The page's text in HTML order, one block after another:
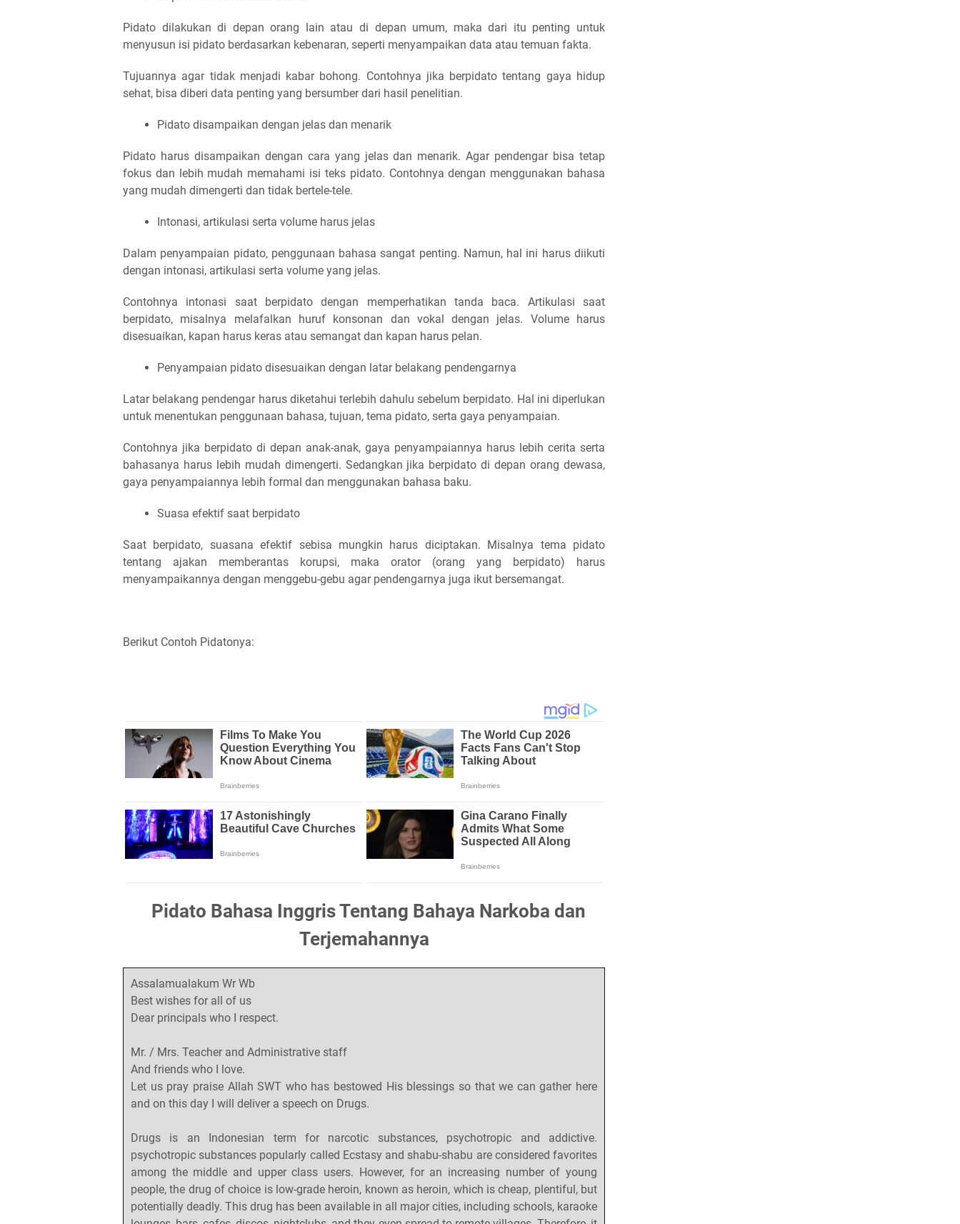
Pidato dilakukan di depan orang lain atau di depan umum, maka dari itu penting untuk
menyusun isi pidato berdasarkan kebenaran, seperti menyampaikan data atau temuan fakta.
Tujuannya agar tidak menjadi kabar bohong. Contohnya jika berpidato tentang gaya hidup
sehat, bisa diberi data penting yang bersumber dari hasil penelitian.
Pidato disampaikan dengan jelas dan menarik
Pidato harus disampaikan dengan cara yang jelas dan menarik. Agar pendengar bisa tetap
fokus dan lebih mudah memahami isi teks pidato. Contohnya dengan menggunakan bahasa
yang mudah dimengerti dan tidak bertele-tele.
Intonasi, artikulasi serta volume harus jelas
Dalam penyampaian pidato, penggunaan bahasa sangat penting. Namun, hal ini harus diikuti
dengan intonasi, artikulasi serta volume yang jelas.
Contohnya intonasi saat berpidato dengan memperhatikan tanda baca. Artikulasi saat
berpidato, misalnya melafalkan huruf konsonan dan vokal dengan jelas. Volume harus
disesuaikan, kapan harus keras atau semangat dan kapan harus pelan.
Penyampaian pidato disesuaikan dengan latar belakang pendengarnya
Latar belakang pendengar harus diketahui terlebih dahulu sebelum berpidato. Hal ini diperlukan
untuk menentukan penggunaan bahasa, tujuan, tema pidato, serta gaya penyampaian.
Contohnya jika berpidato di depan anak-anak, gaya penyampaiannya harus lebih cerita serta
bahasanya harus lebih mudah dimengerti. Sedangkan jika berpidato di depan orang dewasa,
gaya penyampaiannya lebih formal dan menggunakan bahasa baku.
Suasa efektif saat berpidato
Saat berpidato, suasana efektif sebisa mungkin harus diciptakan. Misalnya tema pidato
tentang ajakan memberantas korupsi, maka orator (orang yang berpidato) harus
menyampaikannya dengan menggebu-gebu agar pendengarnya juga ikut bersemangat.
Berikut Contoh Pidatonya:
Pidato Bahasa Inggris Tentang Bahaya Narkoba dan
Terjemahannya
Assalamualakum Wr Wb
Best wishes for all of us
Dear principals who I respect.
Mr. / Mrs. Teacher and Administrative staff
And friends who I love.
Let us pray praise Allah SWT who has bestowed His blessings so that we can gather here
and on this day I will deliver a speech on Drugs.
Drugs is an Indonesian term for narcotic substances, psychotropic and addictive.
psychotropic substances popularly called Ecstasy and shabu-shabu are considered favorites
among the middle and upper class users. However, for an increasing number of young
people, the drug of choice is low-grade heroin, known as heroin, which is cheap, plentiful, but
potentially deadly. This drug has been available in all major cities, including schools, karaoke